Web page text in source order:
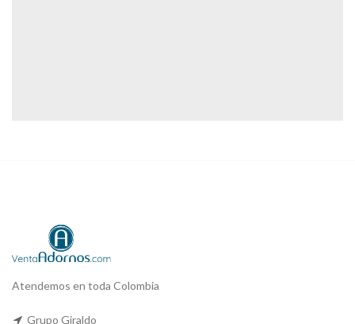
Atendemos en toda Colombia
Grupo Giraldo